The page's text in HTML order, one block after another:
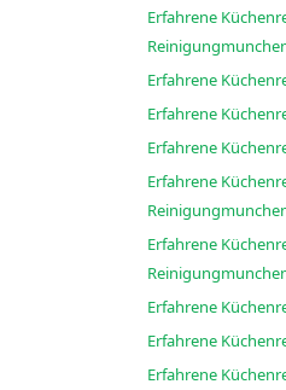
Erfahrene
Erfahrene
Erfahrene